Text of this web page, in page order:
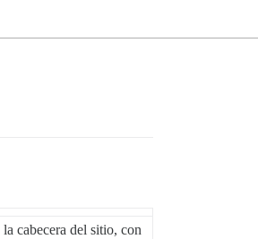
cabecera del sitio, con